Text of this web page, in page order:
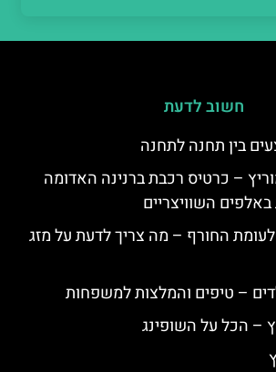
חשוב לדעת
בין תחנה לתחנה
– כרטיס רכבת ברנינה האדומה
השוויצריים
החורף – מה צריך לדעת על מזג
– טיפים והמלצות למשפחות
– הכל על השופינג